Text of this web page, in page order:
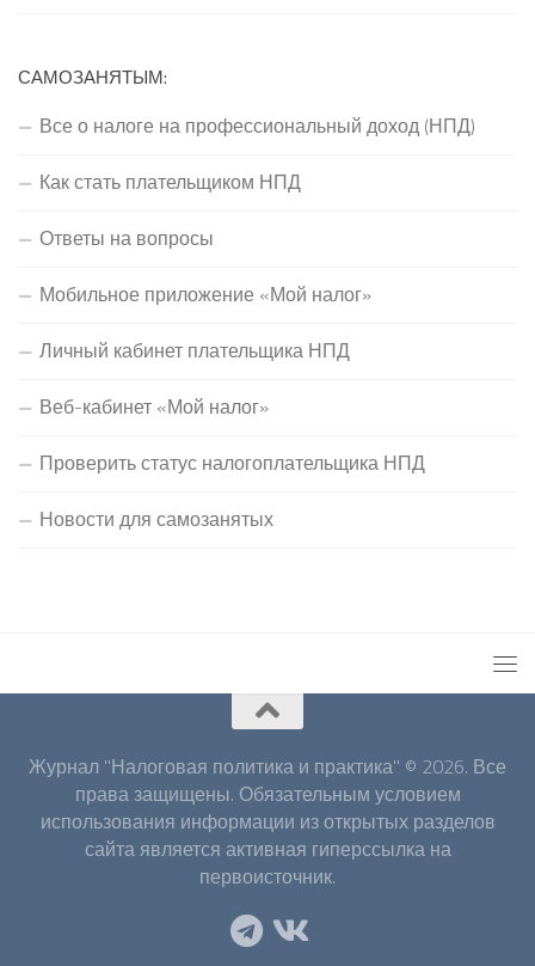
САМОЗАНЯТЫМ:
Все о налоге на профессиональный доход (НПД)
Как стать плательщиком НПД
Ответы на вопросы
Мобильное приложение «Мой налог»
Личный кабинет плательщика НПД
Веб-кабинет «Мой налог»
Проверить статус налогоплательщика НПД
Новости для самозанятых
Журнал "Налоговая политика и практика" © 2026. Все
права защищены. Обязательным условием
использования информации из открытых разделов
сайта является активная гиперссылка на
первоисточник.